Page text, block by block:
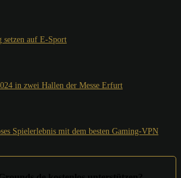
setzen auf E-Sport
in zwei Hallen der Messe Erfurt
Spielerlebnis mit dem besten Gaming-VPN